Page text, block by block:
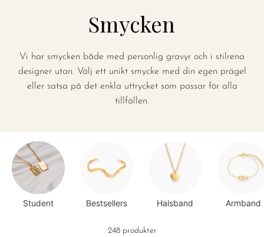
Smycken
Vi har smycken både med personlig gravyr och i stilrena
designer utan. Välj ett unikt smycke med din egen prägel
eller satsa på det enkla uttrycket som passar för alla
tillfällen.
Student Bestsellers Halsband Armband
248 produkter